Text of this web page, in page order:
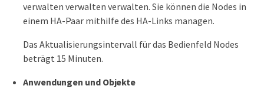
verwalten verwalten verwalten. Sie können die Nodes in
einem HA-Paar mithilfe des HA-Links managen.
Das Aktualisierungsintervall für das Bedienfeld Nodes
beträgt 15 Minuten.
Anwendungen und Objekte